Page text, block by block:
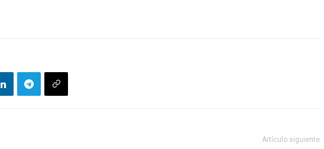
Artículo siguiente